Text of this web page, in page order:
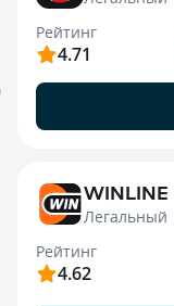
Рейтинг
4.71
WINLINE
Легальный
Рейтинг
4.62